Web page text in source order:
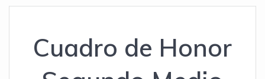
Cuadro de Honor